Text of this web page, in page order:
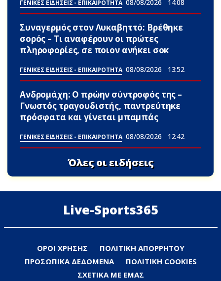
ΓΕΝΙΚΕΣ ΕΙΔΗΣΕΙΣ - ΕΠΙΚΑΙΡΟΤΗΤΑ 08/08/2026 14:08
Συναγερμός στον Λυκαβηττό: Βρέθηκε
σορός – Τι αναφέρουν οι πρώτες
πληροφορίες, σε ποιον ανήκει σoκ
ΓΕΝΙΚΕΣ ΕΙΔΗΣΕΙΣ - ΕΠΙΚΑΙΡΟΤΗΤΑ 08/08/2026 13:52
Ανδρομάχη: Ο πρώην σύντροφός της –
Γνωστός τραγουδιστής, παντρεύτηκε
πρόσφατα και γίνεται μπαμπάς
ΓΕΝΙΚΕΣ ΕΙΔΗΣΕΙΣ - ΕΠΙΚΑΙΡΟΤΗΤΑ 08/08/2026 12:42
Όλες οι ειδήσεις
Live-Sports365
ΟΡΟΙ ΧΡΗΣΗΣ
ΠΟΛΙΤΙΚΗ ΑΠΟΡΡΗΤΟΥ
ΠΡΟΣΩΠΙΚΑ ΔΕΔΟΜΕΝΑ
ΠΟΛΙΤΙΚΗ COOKIES
ΣΧΕΤΙΚΑ ΜΕ ΕΜΑΣ